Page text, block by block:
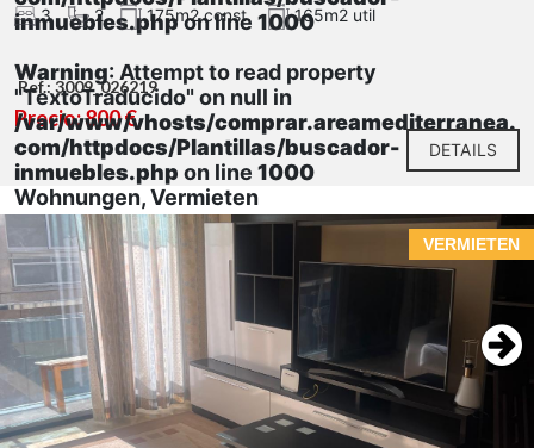
inmuebles.phpon line 1000
Warning: Attempt to read property
"TextoTraducido" on null in
/var/www/vhosts/comprar.areamediterranea.
com/httpdocs/Plantillas/buscador-
inmuebles.php on line 1000
Wohnungen, Vermieten
3 2 175m2 const. 165m2 util
Ref.: 3009_026219
Precio: 800 €
DETAILS
VERMIETEN